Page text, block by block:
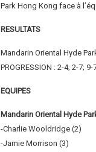
Park Hong Kong face à
RESULTATS
Mandarin Oriental Hyde
PROGRESSION : 2-4; 2-7; 9-
EQUIPES
Mandarin Oriental Hyde
-Charlie Wooldridge (2)
-Jamie Morrison (3)